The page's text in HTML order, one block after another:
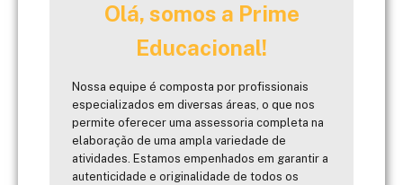
Olá, somos a Prime
Educacional!
Nossa equipe é composta por profissionais
especializados em diversas áreas, o que nos
permite oferecer uma assessoria completa na
elaboração de uma ampla variedade de
atividades. Estamos empenhados em garantir a
autenticidade e originalidade de todos os